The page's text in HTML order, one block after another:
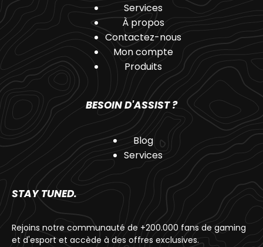
Services
À propos
Contactez-nous
Mon compte
Produits
BESOIN D'ASSIST ?
Blog
Services
STAY TUNED.
Rejoins notre communauté de +200.000 fans de gaming
et d'esport et accède à des offres exclusives.